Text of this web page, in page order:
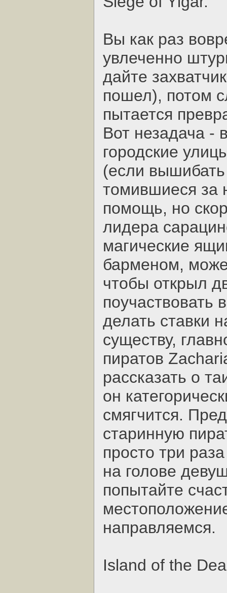
Вы как раз
увлеченно
дайте
пошел), потом
пытается
Вот незадача -
городские
(если
томившиеся за
помощь, но
лидера
магические
барменом,
чтобы открыл
поучаствовать
делать ставки
существу,
пиратов
рассказать о
он
смягчится.
старинную
просто три
на голове
попытайте
направляемся.
Island of the